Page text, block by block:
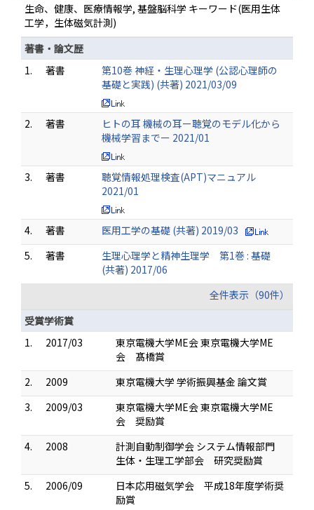
生命、健康、医療情報学, 基盤脳科学 キーワード(医用生体
工学，生体磁気計測)
著書・論文歴
1.
著書
第10巻 神経・生理心理学 (公認心理師の
基礎と実践) (共著) 2021/03/09
2. 著書
ヒトの耳 機械の耳ー聴覚のモデル化から
機械学習までー 2021/01
3. 著書
聴覚情報処理検査(APT)マニュアル
2021/01
4. 著書
医用工学の基礎 (共著) 2019/03
5.
著書
生理心理学と精神生理学 第1巻 : 基礎
(共著) 2017/06
全件表示（90件）
受賞学術賞
1.
2017/03
東京電機大学ME会 東京電機大学ME
会 髙橋賞
2.
2009
東京電機大学 学術振興基金 論文賞
3.
2009/03
東京電機大学ME会 東京電機大学ME
会 奨励賞
4.
2008
計測自動制御学会 システム情報部門
生体・生理工学部会 研究奨励賞
5.
2006/09
日本応用磁気学会 平成18年度学術奨
励賞